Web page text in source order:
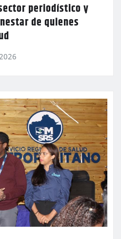
periodístico y
de quienes